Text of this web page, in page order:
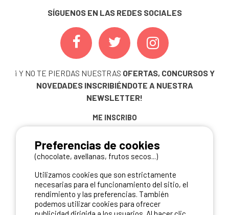
SÍGUENOS EN LAS REDES SOCIALES
¡ Y NO TE PIERDAS NUESTRAS OFERTAS, CONCURSOS Y
NOVEDADES INSCRIBIÉNDOTE A NUESTRA
NEWSLETTER!
ME INSCRIBO
NUESTROS PARTNERS
Preferencias de cookies
(chocolate, avellanas, frutos secos...)
Utilizamos cookies que son estrictamente
necesarias para el funcionamiento del sitio, el
rendimiento y las preferencias. También
podemos utilizar cookies para ofrecer